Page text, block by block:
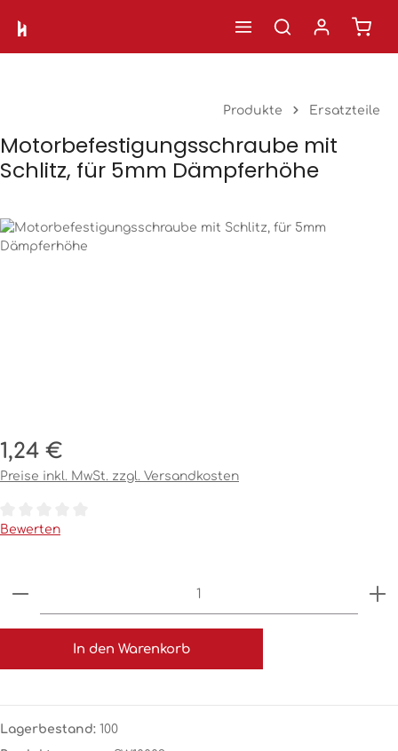
Zum Hauptinhalt springen
Produkte Ersatzteile
Motorbefestigungsschraube mit
Schlitz, für 5mm Dämpferhöhe
Bildergalerie überspringen
Regulärer Preis:
1,24 €
Preise inkl. MwSt. zzgl. Versandkosten
Durchschnittliche Bewertung von 0 von 5 Sternen
Bewerten
Produkt Anzahl: Gib den gewünschten Wert
In den Warenkorb
Lagerbestand: 100